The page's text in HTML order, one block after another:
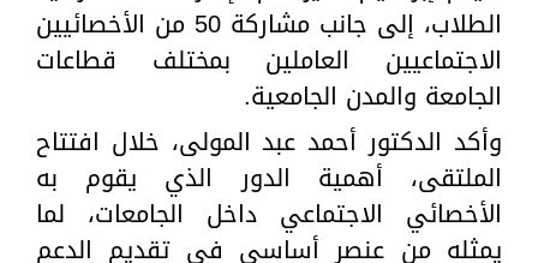
الطلاب، إلى جانب مشاركة 50 من الأخصائيين
الاجتماعيين العاملين بمختلف قطاعات
الجامعة والمدن الجامعية.
وأكد الدكتور أحمد عبد المولى، خلال افتتاح
الملتقى، أهمية الدور الذي يقوم به
الأخصائي الاجتماعي داخل الجامعات، لما
يمثله من عنصر أساسي في تقديم الدعم